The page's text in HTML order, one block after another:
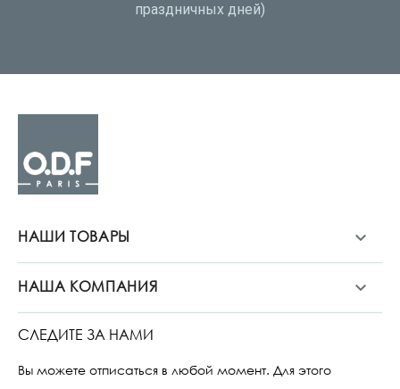
праздничных дней)
НАШИ ТОВАРЫ 
НАША КОМПАНИЯ 
СЛЕДИТЕ ЗА НАМИ
Вы можете отписаться в любой момент. Для этого